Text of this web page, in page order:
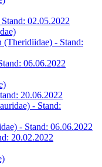
02.05.2022
(Theridiidae) - Stand:
06.06.2022
20.06.2022
- Stand:
- Stand: 06.06.2022
20.02.2022